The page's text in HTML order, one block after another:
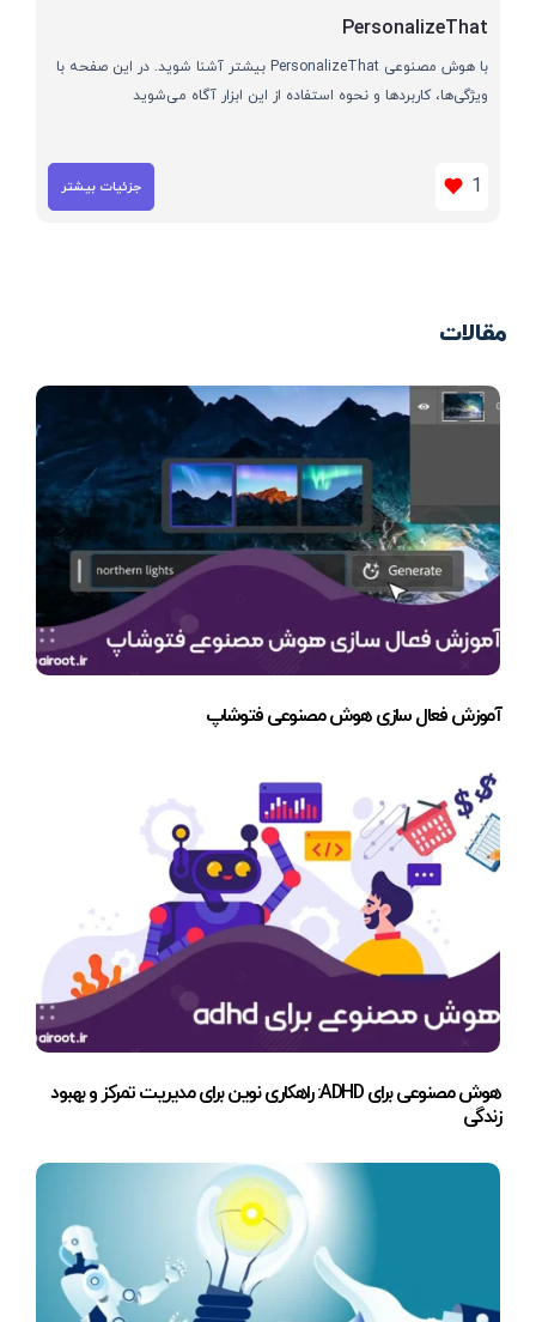
PersonalizeThat
با هوش مصنوعی PersonalizeThat بیشتر آشنا شوید. در این صفحه با
ویژگی‌ها، کاربردها و نحوه استفاده از این ابزار آگاه می‌شوید
1 جزئیات بیشتر
مقالات
آموزش فعال سازی هوش مصنوعی فتوشاپ
هوش مصنوعی برای ADHD: راهکاری نوین برای مدیریت تمرکز و بهبود
زندگی